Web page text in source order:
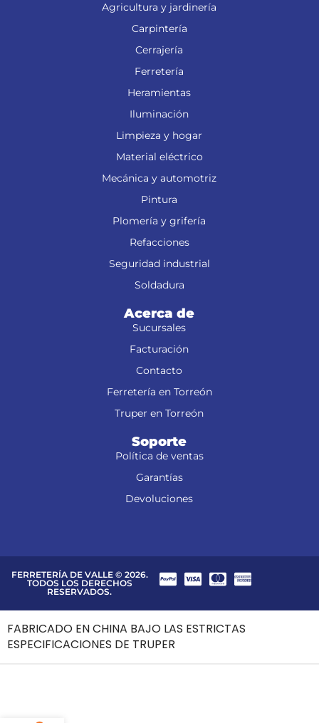
Agricultura y jardinería
Carpintería
Cerrajería
Ferretería
Heramientas
Iluminación
Limpieza y hogar
Material eléctrico
Mecánica y automotriz
Pintura
Plomería y grifería
Refacciones
Seguridad industrial
Soldadura
Acerca de
Sucursales
Facturación
Contacto
Ferretería en Torreón
Truper en Torreón
Soporte
Política de ventas
Garantías
Devoluciones
FERRETERÍA DE VALLE © 2026.
TODOS LOS DERECHOS
RESERVADOS.
FABRICADO EN CHINA BAJO LAS ESTRICTAS
ESPECIFICACIONES DE TRUPER